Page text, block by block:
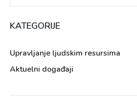
KATEGORIJE
Upravljanje ljudskim resursima
Aktuelni događaji